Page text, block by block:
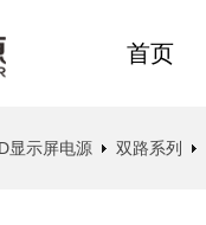
首页
显示屏电源 双路系列